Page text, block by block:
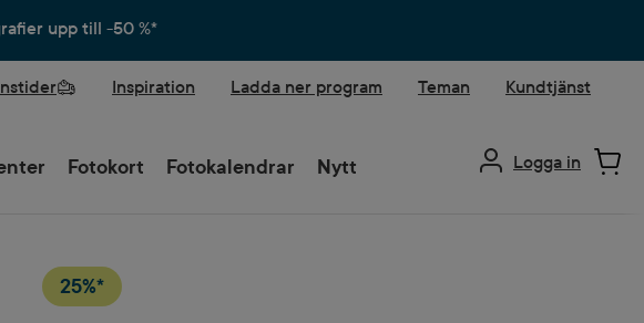
upp till -50 %*
Inspiration Ladda ner program Teman Kundtjänst
Fotokort Fotokalendrar Nytt Logga in
25%*